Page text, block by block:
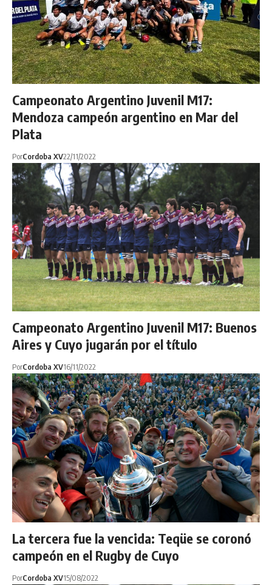
Campeonato Argentino Juvenil M17:
Mendoza campeón argentino en Mar del
Plata
PorCordoba XV22/11/2022
Campeonato Argentino Juvenil M17: Buenos
Aires y Cuyo jugarán por el título
PorCordoba XV16/11/2022
La tercera fue la vencida: Teqüe se coronó
campeón en el Rugby de Cuyo
PorCordoba XV15/08/2022